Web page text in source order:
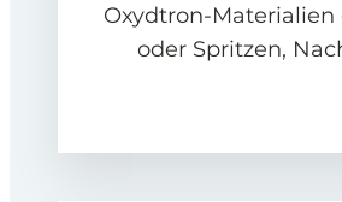
Oxydtron-
oder Spritzen,